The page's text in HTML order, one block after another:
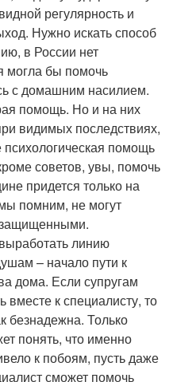
регулярность и
Нужно искать способ
в России нет
могла бы помочь
с домашним насилием.
помощь. Но и на них
видимых последствиях,
помощь
советов, увы, помочь
придется только на
помним, не могут
защищенными.
линию
– начало пути к
дома. Если супругам
вместе к специалисту, то
безнадежна. Только
понять, что именно
к побоям, пусть даже
сможет помочь